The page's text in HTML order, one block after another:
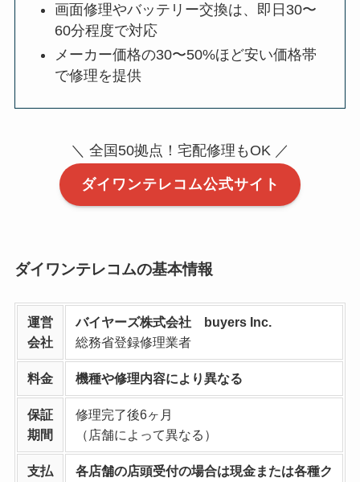
画面修理やバッテリー交換は、即日30〜
60分程度で対応
メーカー価格の30〜50%ほど安い価格帯
で修理を提供
＼ 全国50拠点！宅配修理もOK ／
ダイワンテレコム公式サイト
ダイワンテレコムの基本情報
運営
会社
バイヤーズ株式会社 buyers Inc.
総務省登録修理業者
料金 機種や修理内容により異なる
保証
期間
修理完了後6ヶ月
（店舗によって異なる）
支払 各店舗の店頭受付の場合は現金または各種ク